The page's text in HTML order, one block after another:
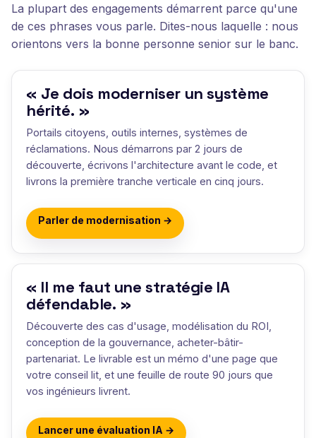
La plupart des engagements démarrent parce qu'une
de ces phrases vous parle. Dites-nous laquelle : nous
orientons vers la bonne personne senior sur le banc.
« Je dois moderniser un système
hérité. »
Portails citoyens, outils internes, systèmes de
réclamations. Nous démarrons par 2 jours de
découverte, écrivons l'architecture avant le code, et
livrons la première tranche verticale en cinq jours.
Parler de modernisation →
« Il me faut une stratégie IA
défendable. »
Découverte des cas d'usage, modélisation du ROI,
conception de la gouvernance, acheter-bâtir-
partenariat. Le livrable est un mémo d'une page que
votre conseil lit, et une feuille de route 90 jours que
vos ingénieurs livrent.
Lancer une évaluation IA →